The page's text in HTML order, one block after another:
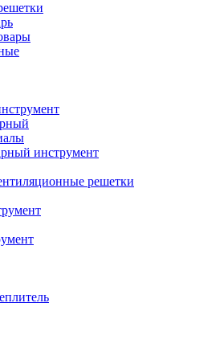
инструмент
решетки